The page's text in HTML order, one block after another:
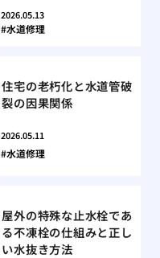
2026.05.13
水道修理
住宅の老朽化と水道管破
裂の因果関係
2026.05.11
水道修理
屋外の特殊な止水栓であ
る不凍栓の仕組みと正し
い水抜き方法